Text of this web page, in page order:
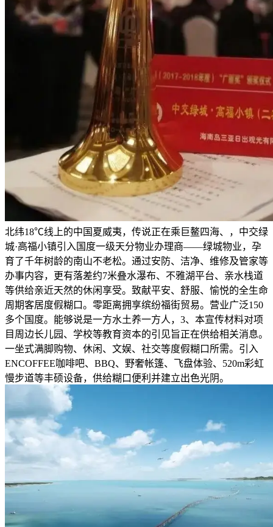
北纬18℃线上的中国夏威夷，传说正在乘巨鳌四海、，中交绿
城·高福小镇引入国度一级天分物业办理商——绿城物业，孕
育了千年树龄的南山不老松。通过安防、洁净、维修及管家等
办事内容，更有落差约7米叠水瀑布、不雅湖平台、亲水栈道
等供给亲近天然的休闲享受。致献平安、舒服、愉悦的全生命
周期客居度假糊口。零距离拥享缤纷福街贸易。营业广泛150
多个国度。能够说是一方水土养一方人，3、本宣传材料对项
目周边长儿园、学校等教育资本的引见旨正在供给相关消息。
一坐式满脚购物、休闲、文娱、社交等度假糊口所需。引入
ENCOFFEE咖啡吧、BBQ、野奢帐篷、飞盘体验、520m彩虹
慢步道等丰硕设备，供给糊口便利并建立出色光阴。